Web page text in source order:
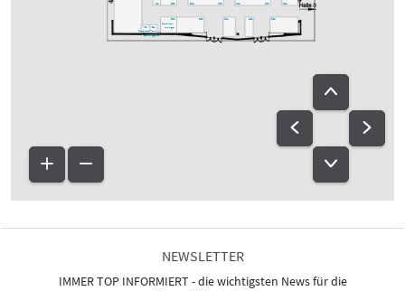
A04
A02a
Ton-
ausgabe
D04
C01
C04 D03
D02
B01 D01
B02
Speakers-
lounge
B04 C03
A02
Speakers-
Prep.
B03
NEWSLETTER
IMMER TOP INFORMIERT - die wichtigsten News für die